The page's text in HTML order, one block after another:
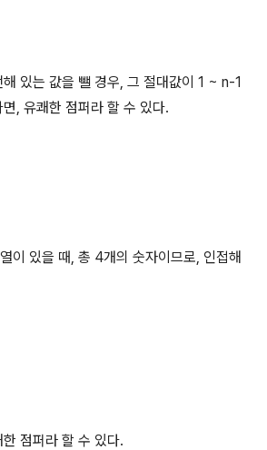
있는 값을 뺄 경우, 그 절대값이 1 ~ n-1
, 유쾌한 점퍼라 할 수 있다.
있을 때, 총 4개의 숫자이므로, 인접해
점퍼라 할 수 있다.